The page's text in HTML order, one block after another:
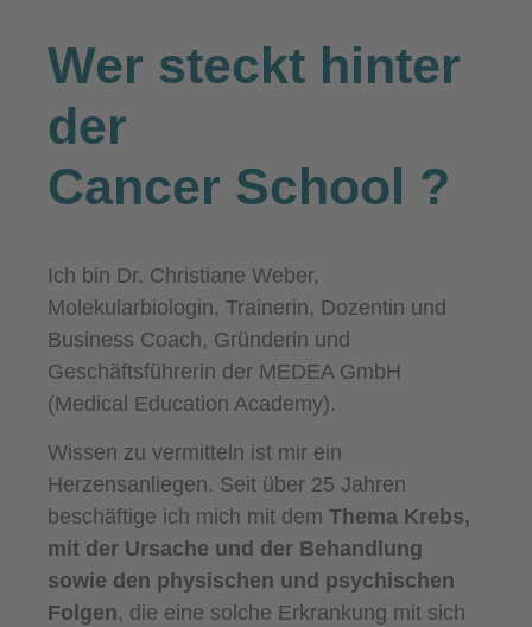
Wer steckt hinter
der
Cancer School ?
Ich bin Dr. Christiane Weber,
Molekularbiologin, Trainerin, Dozentin und
Business Coach, Gründerin und
Geschäftsführerin der MEDEA GmbH
(Medical Education Academy).
Wissen zu vermitteln ist mir ein
Herzensanliegen. Seit über 25 Jahren
beschäftige ich mich mit dem Thema Krebs,
mit der Ursache und der Behandlung
sowie den physischen und psychischen
Folgen, die eine solche Erkrankung mit sich